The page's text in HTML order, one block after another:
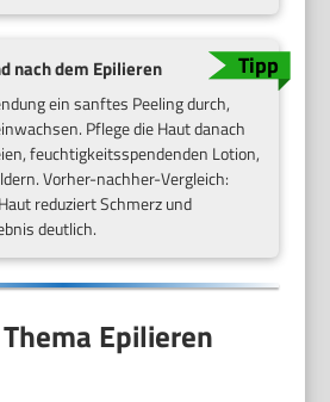
nach dem Epilieren
ein sanftes Peeling durch,
Pflege die Haut danach
feuchtigkeitsspendenden Lotion,
Vorher-nachher-Vergleich:
reduziert Schmerz und
deutlich.
Epilieren